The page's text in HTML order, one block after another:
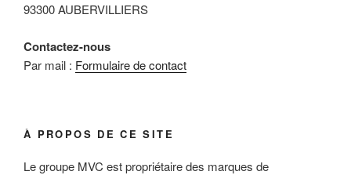
93300 AUBERVILLIERS
Contactez-nous
Par mail : Formulaire de contact
À PROPOS DE CE SITE
Le groupe MVC est propriétaire des marques de